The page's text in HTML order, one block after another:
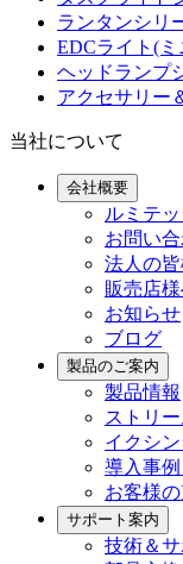
ランタンシリ
EDCライト(
ヘッドランプ
アクセサリー
当社について
会社概要
ルミテ
お問い
法人の
販売店
お知らせ
ブログ
製品のご案内
製品情報
ストリ
イクシ
導入事
お客様
サポート案内
技術＆サ